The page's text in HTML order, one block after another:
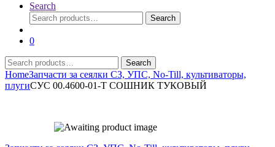
Search
Search
for:
Search
0
Search
for:
Search
HomeЗапчасти за сеялки СЗ, УПС, No-Till, культиваторы,
плугиСУС 00.4600-01-Т СОШНИК ТУКОВЫЙ